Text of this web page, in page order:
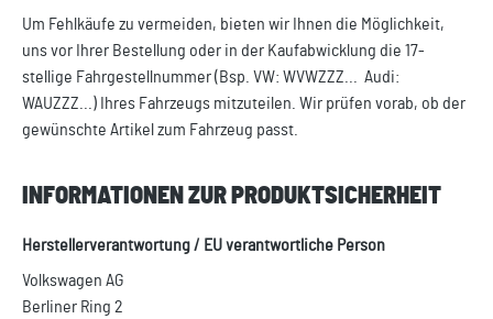
Um Fehlkäufe zu vermeiden, bieten wir Ihnen die Möglichkeit,
uns vor Ihrer Bestellung oder in der Kaufabwicklung die 17-
stellige Fahrgestellnummer (Bsp. VW: WVWZZZ... Audi:
WAUZZZ...) Ihres Fahrzeugs mitzuteilen. Wir prüfen vorab, ob der
gewünschte Artikel zum Fahrzeug passt.
INFORMATIONEN ZUR PRODUKTSICHERHEIT
Herstellerverantwortung / EU verantwortliche Person
Volkswagen AG
Berliner Ring 2